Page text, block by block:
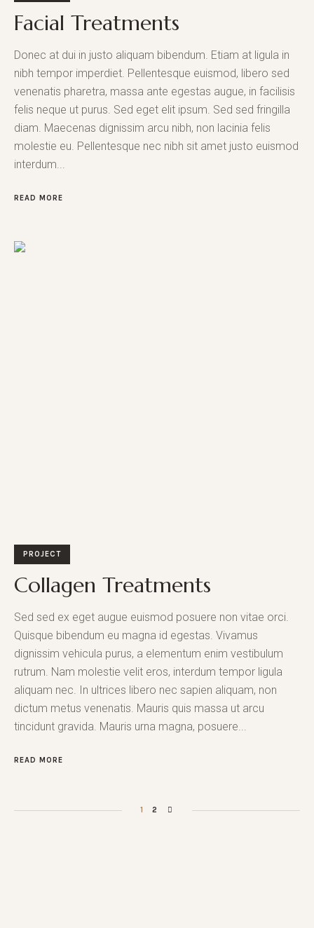
Facial Treatments
Donec at dui in justo aliquam bibendum. Etiam at ligula in
nibh tempor imperdiet. Pellentesque euismod, libero sed
venenatis pharetra, massa ante egestas augue, in facilisis
felis neque ut purus. Sed eget elit ipsum. Sed sed fringilla
diam. Maecenas dignissim arcu nibh, non lacinia felis
molestie eu. Pellentesque nec nibh sit amet justo euismod
interdum...
READ MORE
PROJECT
Collagen Treatments
Sed sed ex eget augue euismod posuere non vitae orci.
Quisque bibendum eu magna id egestas. Vivamus
dignissim vehicula purus, a elementum enim vestibulum
rutrum. Nam molestie velit eros, interdum tempor ligula
aliquam nec. In ultrices libero nec sapien aliquam, non
dictum metus venenatis. Mauris quis massa ut arcu
tincidunt gravida. Mauris urna magna, posuere...
READ MORE
1 2